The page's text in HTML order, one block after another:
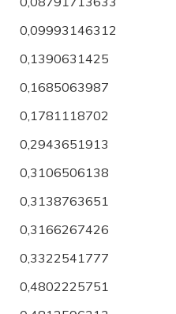
0,09993146312
0,1390631425
0,1685063987
0,1781118702
0,2943651913
0,3106506138
0,3138763651
0,3166267426
0,3322541777
0,4802225751